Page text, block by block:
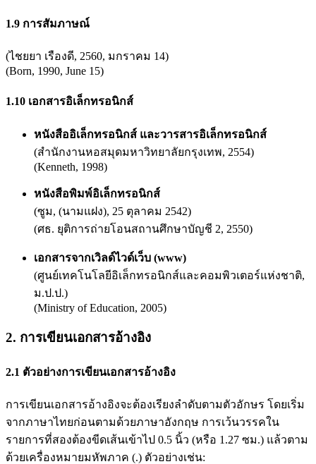
1.9 การสัมภาษณ์
(ไชยยา เรืองดี, 2560, มกราคม 14)
(Born, 1990, June 15)
1.10 เอกสารอิเล็กทรอนิกส์
หนังสืออิเล็กทรอนิกส์ และวารสารอิเล็กทรอนิกส์
(สำนักงานหอสมุดมหาวิทยาลัยกรุงเทพ, 2554)
(Kenneth, 1998)
หนังสือพิมพ์อิเล็กทรอนิกส์
(ซูม, (นามแฝง), 25 ตุลาคม 2542)
(ศธ. ยุติการถ่ายโอนสถานศึกษาบัญชี 2, 2550)
เอกสารจากเวิลด์ไวด์เว็บ (www)
(ศูนย์เทคโนโลยีอิเล็กทรอนิกส์และคอมพิวเตอร์แห่งชาติ,
ม.ป.ป.)
(Ministry of Education, 2005)
2. การเขียนเอกสารอ้างอิง
2.1 ตัวอย่างการเขียนเอกสารอ้างอิง
การเขียนเอกสารอ้างอิงจะต้องเรียงลำดับตามตัวอักษร โดยเริ่ม
จากภาษาไทยก่อนตามด้วยภาษาอังกฤษ การเว้นวรรคใน
รายการที่สองต้องขีดเส้นเข้าไป 0.5 นิ้ว (หรือ 1.27 ซม.) แล้วตาม
ด้วยเครื่องหมายมหัพภาค (.) ตัวอย่างเช่น: